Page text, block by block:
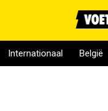
Internationaal België